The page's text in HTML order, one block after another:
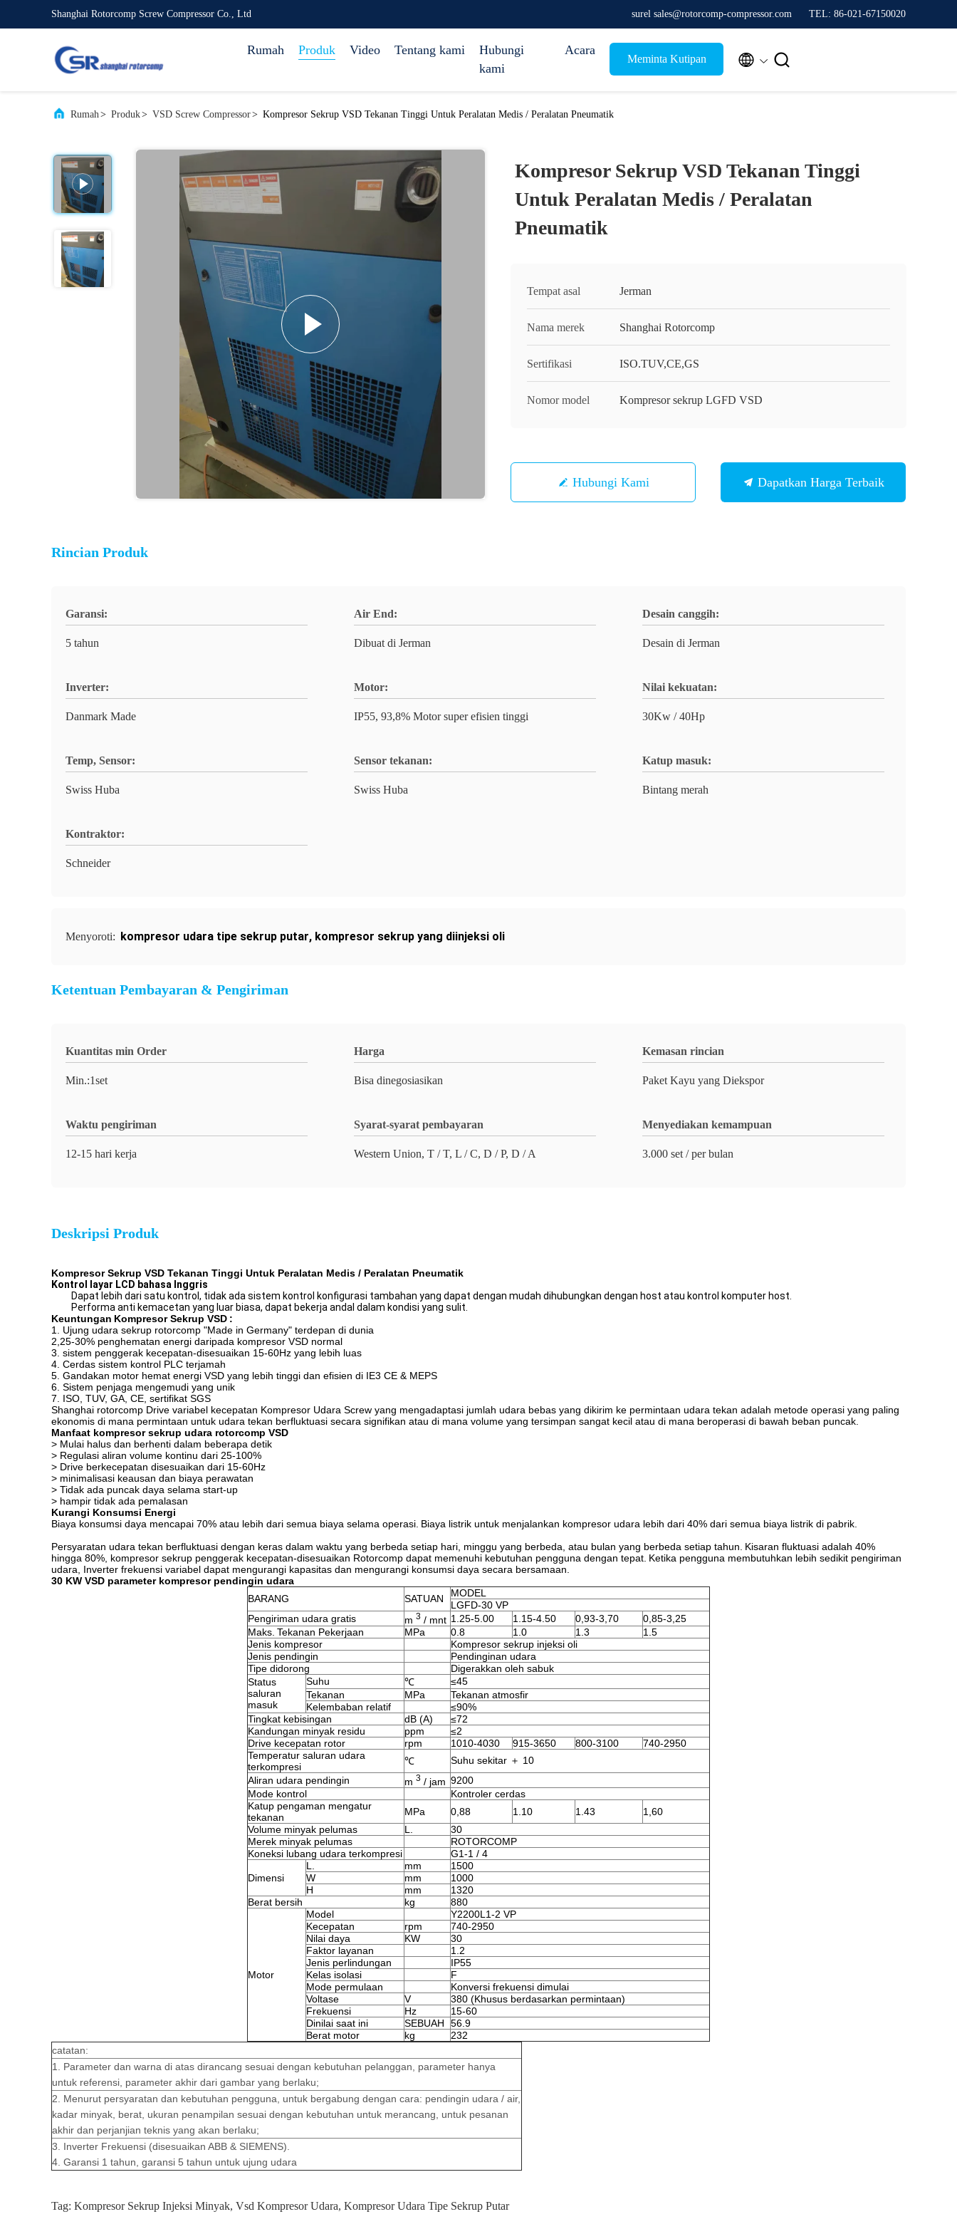
Shanghai Rotorcomp Screw Compressor Co., Ltd surel sales@rotorcomp-compressor.com TEL: 86-021-67150020
Rumah Produk Video Tentang kami
Hubungi
kami
Acara
Meminta Kutipan  
Rumah> Produk> VSD Screw Compressor> Kompresor Sekrup VSD Tekanan Tinggi Untuk Peralatan Medis / Peralatan Pneumatik
Kompresor Sekrup VSD Tekanan Tinggi
Untuk Peralatan Medis / Peralatan
Pneumatik
Tempat asal Jerman
Nama merek Shanghai Rotorcomp
Sertifikasi ISO.TUV,CE,GS
Nomor model Kompresor sekrup LGFD VSD
Hubungi Kami Dapatkan Harga Terbaik
Rincian Produk
Garansi:
5 tahun
Air End:
Dibuat di Jerman
Desain canggih:
Desain di Jerman
Inverter:
Danmark Made
Motor:
IP55, 93,8% Motor super efisien tinggi
Nilai kekuatan:
30Kw / 40Hp
Temp, Sensor:
Swiss Huba
Sensor tekanan:
Swiss Huba
Katup masuk:
Bintang merah
Kontraktor:
Schneider
Menyoroti: kompresor udara tipe sekrup putar, kompresor sekrup yang diinjeksi oli
Ketentuan Pembayaran & Pengiriman
Kuantitas min Order
Min.:1set
Harga
Bisa dinegosiasikan
Kemasan rincian
Paket Kayu yang Diekspor
Waktu pengiriman
12-15 hari kerja
Syarat-syarat pembayaran
Western Union, T / T, L / C, D / P, D / A
Menyediakan kemampuan
3.000 set / per bulan
Deskripsi Produk
Kompresor Sekrup VSD Tekanan Tinggi Untuk Peralatan Medis / Peralatan Pneumatik
Kontrol layar LCD bahasa Inggris
Dapat lebih dari satu kontrol, tidak ada sistem kontrol konfigurasi tambahan yang dapat dengan mudah dihubungkan dengan host atau kontrol komputer host.
Performa anti kemacetan yang luar biasa, dapat bekerja andal dalam kondisi yang sulit.
Keuntungan Kompresor Sekrup VSD :
1. Ujung udara sekrup rotorcomp "Made in Germany" terdepan di dunia
2,25-30% penghematan energi daripada kompresor VSD normal
3. sistem penggerak kecepatan-disesuaikan 15-60Hz yang lebih luas
4. Cerdas sistem kontrol PLC terjamah
5. Gandakan motor hemat energi VSD yang lebih tinggi dan efisien di IE3 CE & MEPS
6. Sistem penjaga mengemudi yang unik
7. ISO, TUV, GA, CE, sertifikat SGS
Shanghai rotorcomp Drive variabel kecepatan Kompresor Udara Screw yang mengadaptasi jumlah udara bebas yang dikirim ke permintaan udara tekan adalah metode operasi yang paling
ekonomis di mana permintaan untuk udara tekan berfluktuasi secara signifikan atau di mana volume yang tersimpan sangat kecil atau di mana beroperasi di bawah beban puncak.
Manfaat kompresor sekrup udara rotorcomp VSD
> Mulai halus dan berhenti dalam beberapa detik
> Regulasi aliran volume kontinu dari 25-100%
> Drive berkecepatan disesuaikan dari 15-60Hz
> minimalisasi keausan dan biaya perawatan
> Tidak ada puncak daya selama start-up
> hampir tidak ada pemalasan
Kurangi Konsumsi Energi
Biaya konsumsi daya mencapai 70% atau lebih dari semua biaya selama operasi. Biaya listrik untuk menjalankan kompresor udara lebih dari 40% dari semua biaya listrik di pabrik.
Persyaratan udara tekan berfluktuasi dengan keras dalam waktu yang berbeda setiap hari, minggu yang berbeda, atau bulan yang berbeda setiap tahun. Kisaran fluktuasi adalah 40%
hingga 80%, kompresor sekrup penggerak kecepatan-disesuaikan Rotorcomp dapat memenuhi kebutuhan pengguna dengan tepat. Ketika pengguna membutuhkan lebih sedikit pengiriman
udara, Inverter frekuensi variabel dapat mengurangi kapasitas dan mengurangi konsumsi daya secara bersamaan.
30 KW VSD parameter kompresor pendingin udara
BARANG
SATUAN
MODEL
LGFD-30 VP
Pengiriman udara gratis
m 3 / mnt 1.25-5.00 1.15-4.50 0,93-3,70
0,85-3,25
Maks. Tekanan Pekerjaan MPa 0.8 1.0 1.3
1.5
Jenis kompresor
Kompresor sekrup injeksi oli
Jenis pendingin
Pendinginan udara
Tipe didorong
Digerakkan oleh sabuk
Status
saluran
masuk
Suhu ℃
≤45
Tekanan
MPa
Tekanan atmosfir
Kelembaban relatif
≤90%
Tingkat kebisingan
dB (A)
≤72
Kandungan minyak residu
ppm
≤2
Drive kecepatan rotor
rpm 1010-4030 915-3650 800-3100
740-2950
Temperatur saluran udara
terkompresi
℃
Suhu sekitar ＋ 10
Aliran udara pendingin
m 3 / jam 9200
Mode kontrol
Kontroler cerdas
Katup pengaman mengatur
tekanan
MPa 0,88 1.10 1.43
1,60
Volume minyak pelumas
L.
30
Merek minyak pelumas
ROTORCOMP
Koneksi lubang udara terkompresi
G1-1 / 4
Dimensi
L. mm
1500
W
mm
1000
H
mm
1320
Berat bersih
kg 880
Motor
Model
Y2200L1-2 VP
Kecepatan
rpm
740-2950
Nilai daya
KW
30
Faktor layanan
1.2
Jenis perlindungan
IP55
Kelas isolasi
F
Mode permulaan
Konversi frekuensi dimulai
Voltase
V
380 (Khusus berdasarkan permintaan)
Frekuensi
Hz
15-60
Dinilai saat ini
SEBUAH
56.9
Berat motor
kg
232
catatan:
1. Parameter dan warna di atas dirancang sesuai dengan kebutuhan pelanggan, parameter hanya
untuk referensi, parameter akhir dari gambar yang berlaku;
2. Menurut persyaratan dan kebutuhan pengguna, untuk bergabung dengan cara: pendingin udara / air,
kadar minyak, berat, ukuran penampilan sesuai dengan kebutuhan untuk merancang, untuk pesanan
akhir dan perjanjian teknis yang akan berlaku;
3. Inverter Frekuensi (disesuaikan ABB & SIEMENS).
4. Garansi 1 tahun, garansi 5 tahun untuk ujung udara
Tag: Kompresor Sekrup Injeksi Minyak, Vsd Kompresor Udara, Kompresor Udara Tipe Sekrup Putar